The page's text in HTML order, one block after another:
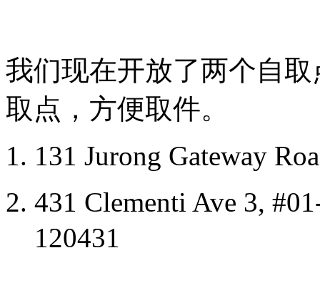
我们现在开放了两个自
取点，方便取件。
131 Jurong Gateway
431 Clementi Ave 3,
120431